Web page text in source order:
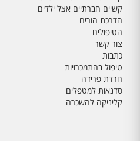
קשיים חברתיים אצל ילדים
הדרכת הורים
הטיפולים
צור קשר
כתבות
טיפול בהתמכרויות
חרדת פרידה
סדנאות למטפלים
קליניקה להשכרה